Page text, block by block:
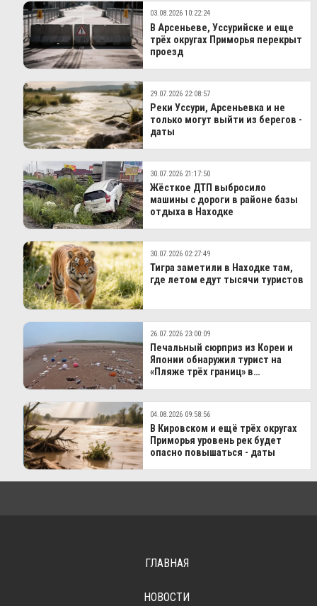
03.08.2026 10:22:24
В Арсеньеве, Уссурийске и еще
трёх округах Приморья перекрыт
проезд
29.07.2026 22:08:57
Реки Уссури, Арсеньевка и не
только могут выйти из берегов -
даты
30.07.2026 21:17:50
Жёсткое ДТП выбросило
машины с дороги в районе базы
отдыха в Находке
30.07.2026 02:27:49
Тигра заметили в Находке там,
где летом едут тысячи туристов
26.07.2026 23:00:09
Печальный сюрприз из Кореи и
Японии обнаружил турист на
«Пляже трёх границ» в
04.08.2026 09:58:56
В Кировском и ещё трёх округах
Приморья уровень рек будет
опасно повышаться - даты
ГЛАВНАЯ
НОВОСТИ